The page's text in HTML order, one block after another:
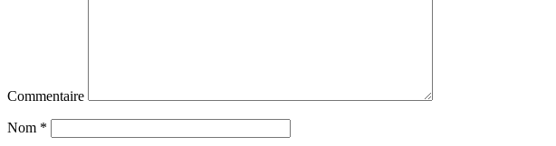
Commentaire
Nom *